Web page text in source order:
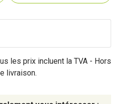
les prix incluent la TVA - Hors
livraison.